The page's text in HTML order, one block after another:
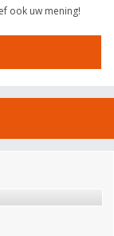
ook uw mening!